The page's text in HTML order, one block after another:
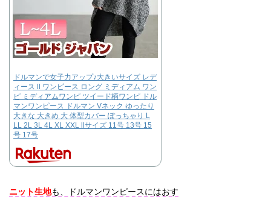
ドルマンで女子力アップ♪大きいサイズ レデ
ィース ll ワンピース ロング ミディアム ワン
ピ ミディアムワンピ ツイード柄ワンピ ドル
マンワンピース ドルマン Vネック ゆったり
大きな 大きめ 大 体型カバー ぽっちゃり L
LL 2L 3L 4L XL XXL llサイズ 11号 13号 15
号 17号
ニット生地も、ドルマンワンピースにはおす